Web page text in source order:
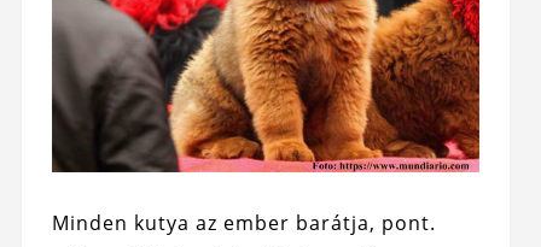
Minden kutya az ember barátja, pont.